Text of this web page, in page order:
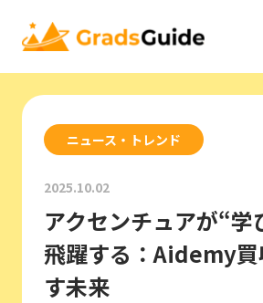
ニュース・トレンド
2025.10.02
アクセンチュアが“
飛躍する：Aidemy買
す未来